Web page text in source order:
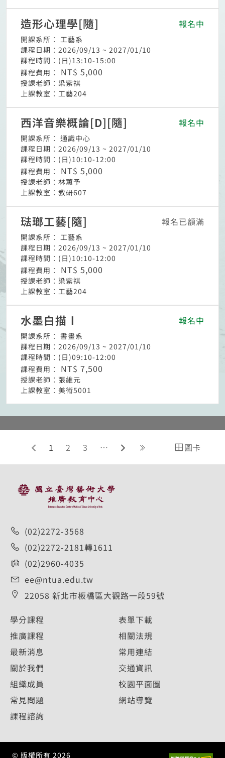
造形心理學[隨] 報名中
開課系所： 工藝系
課程日期： 2026/09/13 ~ 2027/01/10
課程時間： (日)13:10-15:00
課程費用：
NT$ 5,000
授課老師： 梁紫祺
上課教室： 工藝204
西洋音樂概論[D][隨] 報名中
開課系所： 通識中心
課程日期： 2026/09/13 ~ 2027/01/10
課程時間： (日)10:10-12:00
課程費用：
NT$ 5,000
授課老師： 林蕙予
上課教室： 教研607
琺瑯工藝[隨] 報名已額滿
開課系所： 工藝系
課程日期： 2026/09/13 ~ 2027/01/10
課程時間： (日)10:10-12:00
課程費用：
NT$ 5,000
授課老師： 梁紫祺
上課教室： 工藝204
水墨白描Ⅰ 報名中
開課系所： 書畫系
課程日期： 2026/09/13 ~ 2027/01/10
課程時間： (日)09:10-12:00
課程費用：
NT$ 7,500
授課老師： 張維元
上課教室： 美術5001
前往上一頁
1 2 3 … 前往下一頁連結至最後一頁
圖卡
(02)2272-3568
(02)2272-2181轉1611
(02)2960-4035
ee@ntua.edu.tw
22058 新北市板橋區大觀路一段59號
學分課程
推廣課程
最新消息
關於我們
組織成員
常見問題
課程諮詢
表單下載
相關法規
常用連結
交通資訊
校園平面圖
網站導覽
© 版權所有 2026